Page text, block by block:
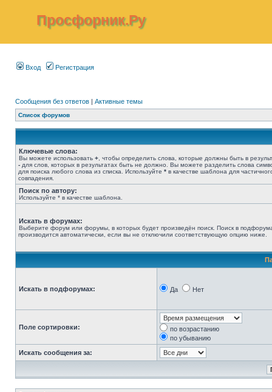
Просфорник.Ру
Вход Регистрация
Сообщения без ответов | Активные темы
Список форумов
Ключевые слова:
Вы можете использовать + , чтобы определить слова, которые должны быть в
- для слов, которых в результатах быть не должно. Вы можете разделить слова
для поиска любого слова из списка. Используйте * в качестве шаблона для
совпадения.
Поиск по автору:
Используйте * в качестве шаблона.
Искать в форумах:
Выберите форум или форумы, в которых будет произведён поиск. Поиск в
производится автоматически, если вы не отключили соответствующую опцию ниже.
Искать в подфорумах: Да Нет
Поле сортировки:
по возрастанию
по убыванию
Искать сообщения за: